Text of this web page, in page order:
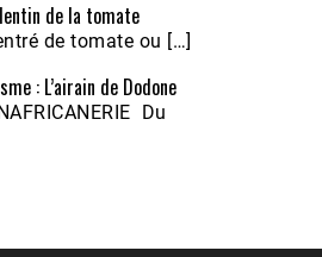
de Claudiane Kapia
de la tomate
de tomate ou […]
: L’airain de Dodone
Du